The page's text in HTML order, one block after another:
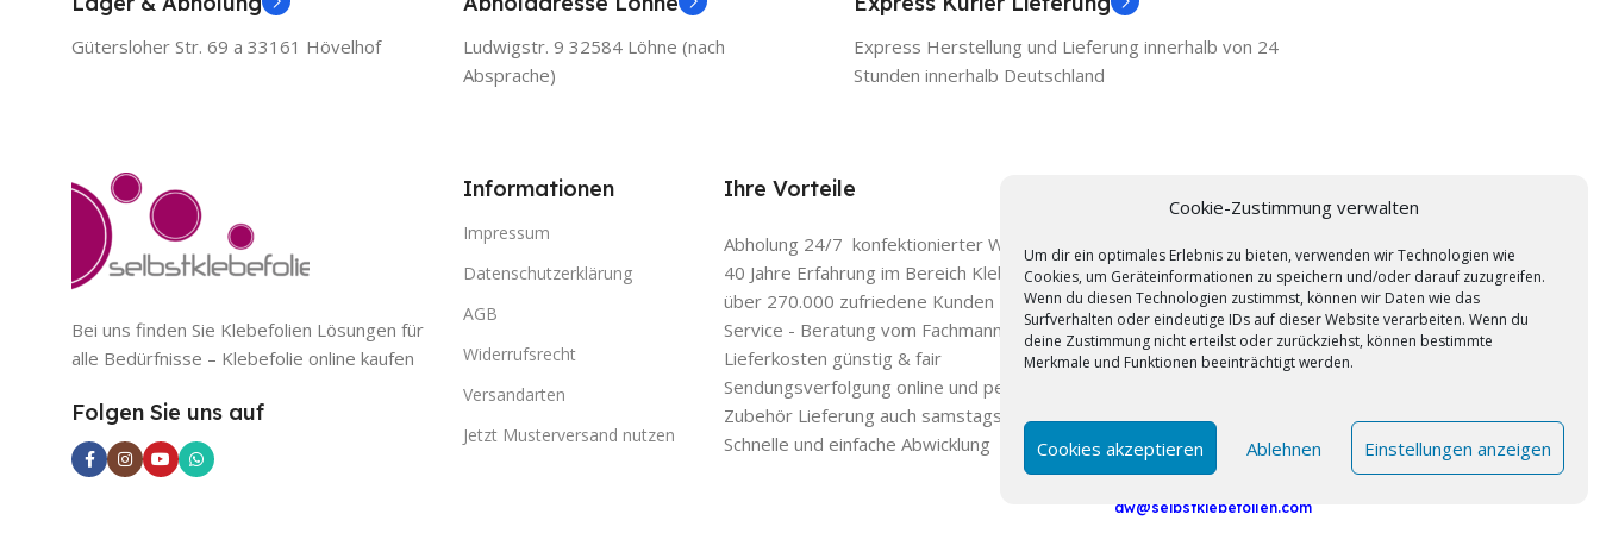
Cookie-Zustimmung verwalten
Um dir ein optimales Erlebnis zu bieten, verwenden wir Technologien wie
Cookies, um Geräteinformationen zu speichern und/oder darauf zuzugreifen.
Wenn du diesen Technologien zustimmst, können wir Daten wie das
Surfverhalten oder eindeutige IDs auf dieser Website verarbeiten. Wenn du
deine Zustimmung nicht erteilst oder zurückziehst, können bestimmte
Merkmale und Funktionen beeinträchtigt werden.
Cookies akzeptieren Ablehnen Einstellungen anzeigen
Gütersloher Str. 69 a 33161 Hövelhof
Ludwigstr. 9 32584 Löhne (nach
Absprache)
Express Herstellung und Lieferung innerhalb von 24
Stunden innerhalb Deutschland
Bei uns finden Sie Klebefolien Lösungen für
alle Bedürfnisse – Klebefolie online kaufen
Folgen Sie uns auf
Informationen
Impressum
Datenschutzerklärung
AGB
Widerrufsrecht
Versandarten
Jetzt Musterversand nutzen
Ihre Vorteile
Abholung 24/7 konfektionierter Ware
40 Jahre Erfahrung im Bereich Klebefolien
über 270.000 zufriedene Kunden
Service - Beratung vom Fachmann
Lieferkosten günstig & fair
Sendungsverfolgung online und per E-Mail
Zubehör Lieferung auch samstags mit DHL
Schnelle und einfache Abwicklung
Selbstklebefolien.com
Add Connect UG & Co. KG
Gütersloher Str. 69 a 33161 Hövelhof
Mo.-Fr 9 bis 16Uhr
dw@selbstklebefolien.com